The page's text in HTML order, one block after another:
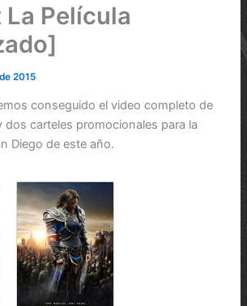
Película
2015
conseguido el video completo de
dos carteles promocionales para la
Diego de este año.